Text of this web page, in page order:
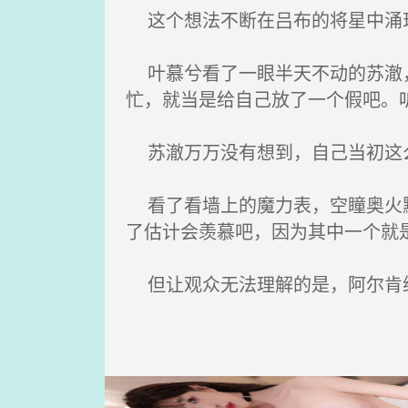
这个想法不断在吕布的将星中
叶慕兮看了一眼半天不动的苏澈
忙，就当是给自己放了一个假吧
苏澈万万没有想到，自己当初这
看了看墙上的魔力表，空瞳奥
了估计会羡慕吧，因为其中一个就
但让观众无法理解的是，阿尔肯